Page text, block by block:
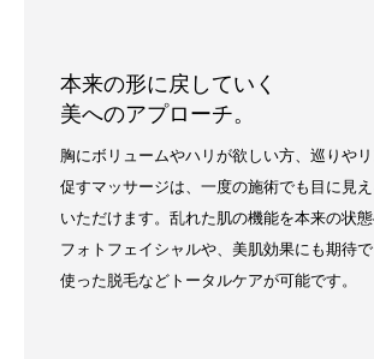
本来の形に戻していく
美へのアプローチ。
胸にボリュームやハリが欲しい方、巡りや
促すマッサージは、一度の施術でも目に見
いただけます。乱れた肌の機能を本来の状
フォトフェイシャルや、美肌効果にも期待
使った脱毛などトータルケアが可能です。